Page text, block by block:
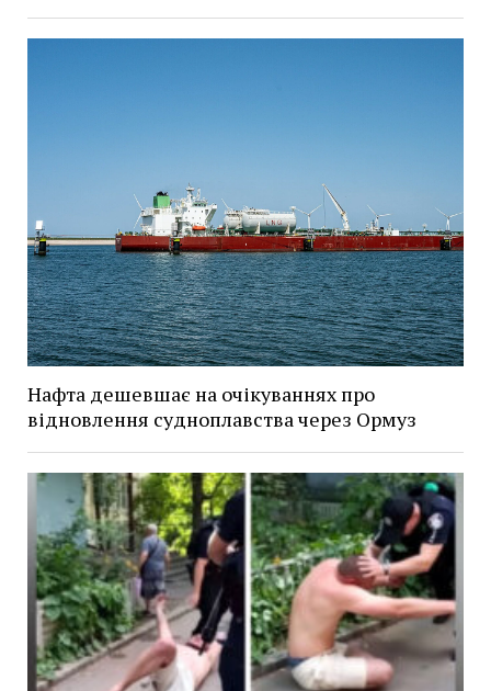
Нафта дешевшає на очікуваннях про
відновлення судноплавства через Ормуз